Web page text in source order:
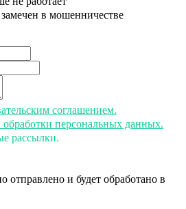
в мошенничестве
соглашением.
обработки персональных данных.
рассылки.
и будет обработано в